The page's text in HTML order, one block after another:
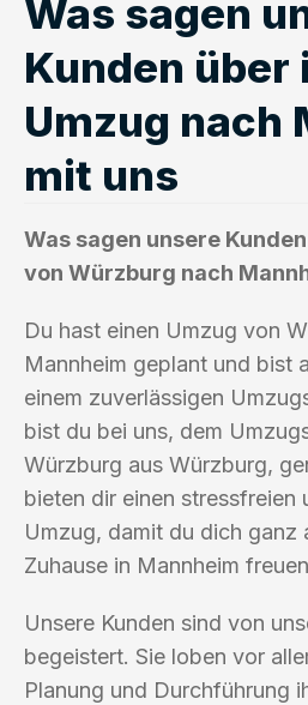
Was sagen
Kunden über
Umzug nach
mit uns
Was sagen unsere
von Würzburg nach
Du hast einen Umzug von
Mannheim geplant und bist
einem zuverlässigen
bist du bei uns, dem
Würzburg aus Würzburg,
bieten dir einen stressfreien
Umzug, damit du dich ganz
Zuhause in Mannheim
Unsere Kunden sind von
begeistert. Sie loben vor
Planung und Durchführung